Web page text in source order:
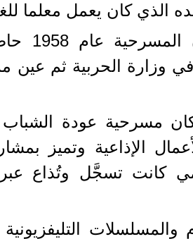
الذي كان يعمل معلما
تخرَّج في
وزارة الحربية ثم عين
مسرحية عودة الشباب
الإذاعية وتميز
كانت تسجَّل وتُذاع عبر
والمسلسلات